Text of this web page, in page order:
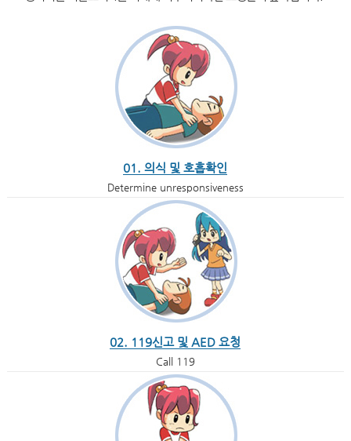
01. 의식 및 호흡확인
Determine unresponsiveness
02. 119신고 및 AED 요청
Call 119